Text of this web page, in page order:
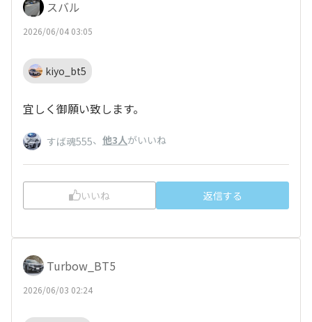
スバル
2026/06/04 03:05
kiyo_bt5
宜しく御願い致します。
すば魂555、 他3人がいいね
いいね 返信する
Turbow_BT5
2026/06/03 02:24